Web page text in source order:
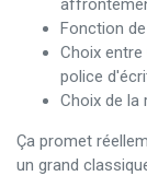
Fonction
Choix entre
police
Choix de la
Ça promet
un grand